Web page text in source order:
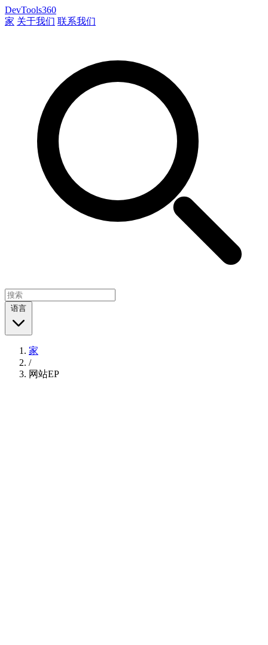
DevTools360
家 关于我们 联系我们
语言
家
/
网站EP